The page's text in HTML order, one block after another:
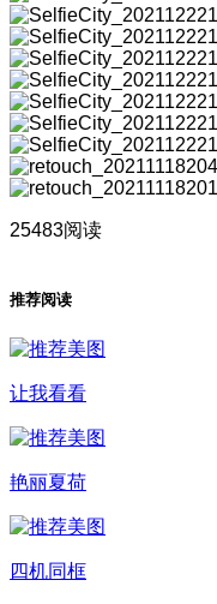
25483阅读
推荐阅读
让我看看
艳丽夏荷
四机同框